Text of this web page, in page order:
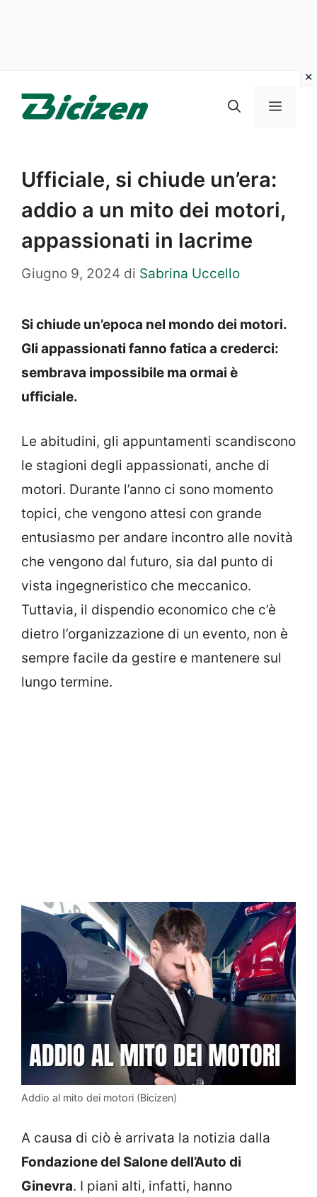
Menu
Ufficiale, si chiude un’era:
addio a un mito dei motori,
appassionati in lacrime
Giugno 9, 2024 di Sabrina Uccello
Si chiude un’epoca nel mondo dei motori.
Gli appassionati fanno fatica a crederci:
sembrava impossibile ma ormai è
ufficiale.
Le abitudini, gli appuntamenti scandiscono
le stagioni degli appassionati, anche di
motori. Durante l’anno ci sono momento
topici, che vengono attesi con grande
entusiasmo per andare incontro alle novità
che vengono dal futuro, sia dal punto di
vista ingegneristico che meccanico.
Tuttavia, il dispendio economico che c’è
dietro l’organizzazione di un evento, non è
sempre facile da gestire e mantenere sul
lungo termine.
Addio al mito dei motori (Bicizen)
A causa di ciò è arrivata la notizia dalla
Fondazione del Salone dell’Auto di
Ginevra. I piani alti, infatti, hanno